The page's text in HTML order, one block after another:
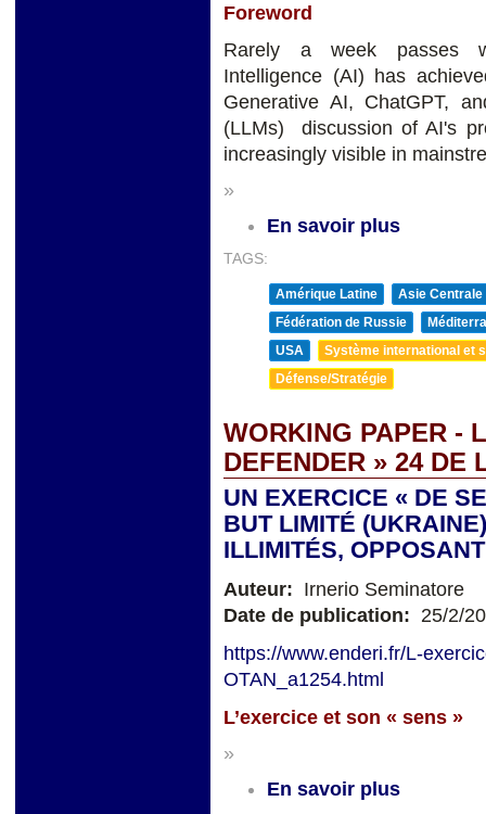
Foreword
Rarely a week passes
Intelligence (AI) has
Generative AI, ChatGPT,
(LLMs) discussion of AI's
increasingly visible in
»
En savoir plus
TAGS:
Amérique Latine
Asie Centrale
Fédération de Russie
USA
Système international et
Défense/Stratégie
WORKING PAPER -
DEFENDER » 24 DE
UN EXERCICE « DE
BUT LIMITÉ
ILLIMITÉS,
Auteur: Irnerio Seminatore
Date de publication: 25/2/
https://www.enderi.fr/L-
OTAN_a1254.html
L’exercice et son « sens »
»
En savoir plus